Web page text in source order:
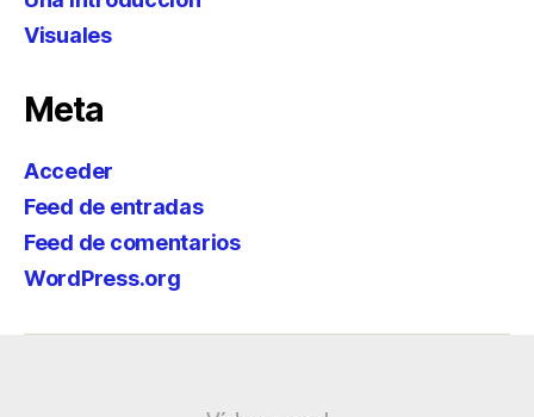
Visuales
Meta
Acceder
Feed de entradas
Feed de comentarios
WordPress.org